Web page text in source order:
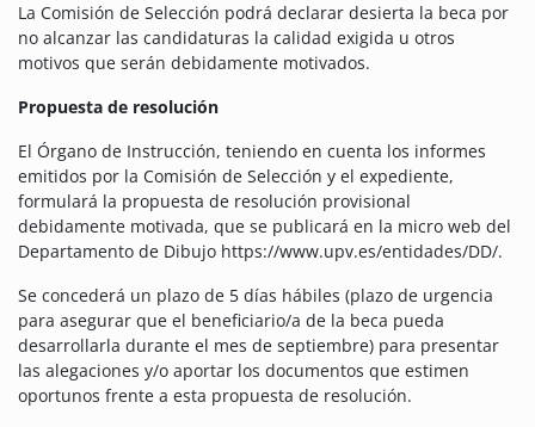
La Comisión de Selección podrá declarar desierta la beca por
no alcanzar las candidaturas la calidad exigida u otros
motivos que serán debidamente motivados.
Propuesta de resolución
El Órgano de Instrucción, teniendo en cuenta los informes
emitidos por la Comisión de Selección y el expediente,
formulará la propuesta de resolución provisional
debidamente motivada, que se publicará en la micro web del
Departamento de Dibujo https://www.upv.es/entidades/DD/.
Se concederá un plazo de 5 días hábiles (plazo de urgencia
para asegurar que el beneficiario/a de la beca pueda
desarrollarla durante el mes de septiembre) para presentar
las alegaciones y/o aportar los documentos que estimen
oportunos frente a esta propuesta de resolución.